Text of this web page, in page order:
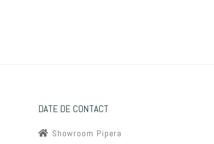
DATE DE CONTACT
Showroom Pipera